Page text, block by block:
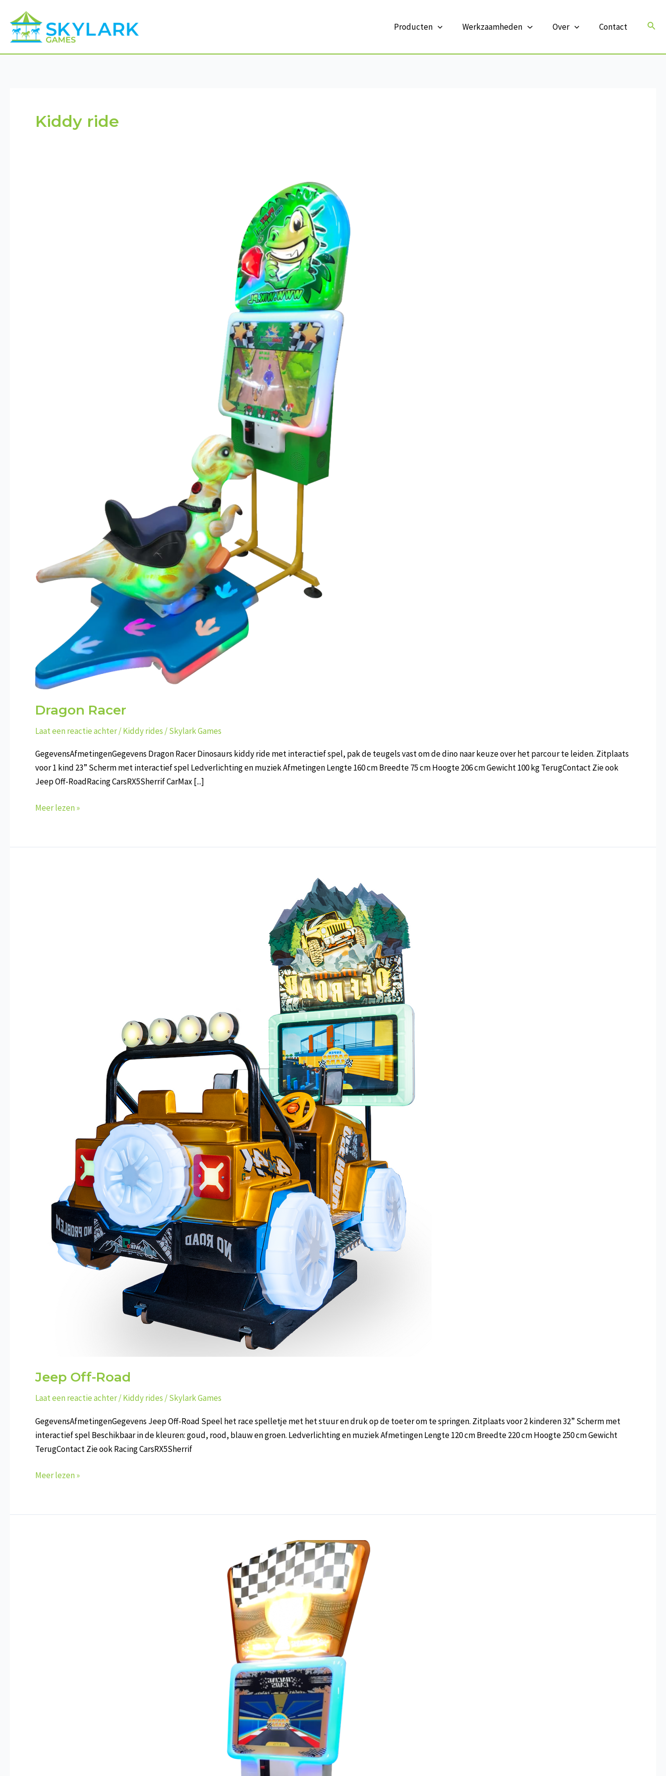
naar
Producten Werkzaamheden Over Contact
Kiddy ride
Dragon Racer
Laat een reactie achter/Kiddy rides /Skylark Games
GegevensAfmetingenGegevens Dragon Racer Dinosaurs kiddy ride met interactief spel, pak de teugels vast om de dino naar keuze over het parcour te leiden. Zitplaats
voor 1 kind 23” Scherm met interactief spel Ledverlichting en muziek Afmetingen Lengte 160 cm Breedte 75 cm Hoogte 206 cm Gewicht 100 kg TerugContact Zie ook
Jeep Off-RoadRacing CarsRX5Sherrif CarMax [...]
Dragon
Meer lezen »
Jeep Off-Road
Laat een reactie achter/Kiddy rides/Skylark Games
GegevensAfmetingenGegevens Jeep Off-Road Speel het race spelletje met het stuur en druk op de toeter om te springen. Zitplaats voor 2 kinderen 32” Scherm met
interactief spel Beschikbaar in de kleuren: goud, rood, blauw en groen. Ledverlichting en muziek Afmetingen Lengte 120 cm Breedte 220 cm Hoogte 250 cm Gewicht
TerugContact Zie ook Racing CarsRX5Sherrif
Jeep
Meer lezen »